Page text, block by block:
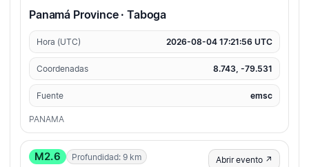
Panamá Province · Taboga
Hora (UTC) 2026-08-04 17:21:56 UTC
Coordenadas 8.743, -79.531
Fuente emsc
PANAMA
M2.6 Profundidad: 9 km Abrir evento ↗